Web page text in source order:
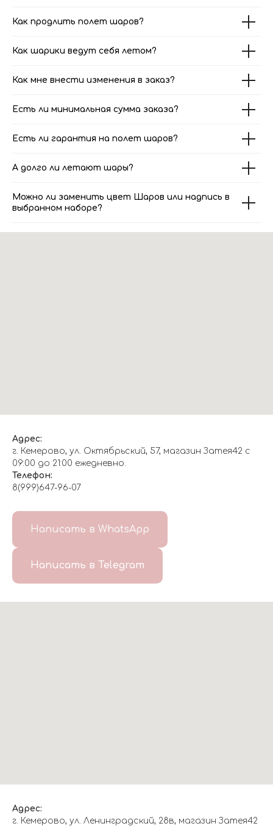
Как продлить полет шаров?
Как шарики ведут себя летом?
Как мне внести изменения в заказ?
Есть ли минимальная сумма заказа?
Есть ли гарантия на полет шаров?
А долго ли летают шары?
Можно ли заменить цвет Шаров или надпись в
выбранном наборе?
Адрес:
г. Кемерово, ул. Октябрьский, 57, магазин Затея42 с
09:00 до 21:00 ежедневно.
Телефон:
8(999)647-96-07
Написать в WhatsApp
Написать в Telegram
Адрес:
г. Кемерово, ул. Ленинградский, 28в, магазин Затея42